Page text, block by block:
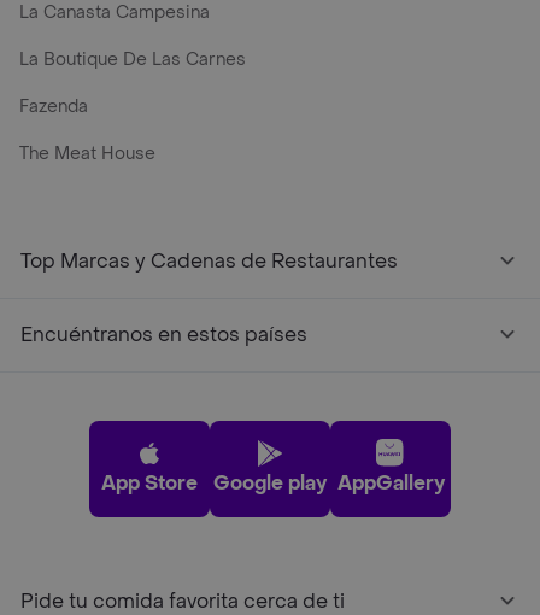
La Canasta Campesina
La Boutique De Las Carnes
Fazenda
The Meat House
Top Marcas y Cadenas de Restaurantes
Encuéntranos en estos países
App Store Google play AppGallery
Pide tu comida favorita cerca de ti